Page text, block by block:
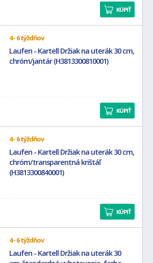
KÚPIŤ
4 - 6 týždňov
Laufen - Kartell Držiak na uterák 30 cm,
chróm/jantár (H3813300810001)
KÚPIŤ
4 - 6 týždňov
Laufen - Kartell Držiak na uterák 30 cm,
chróm/transparentná krištáľ
(H3813300840001)
KÚPIŤ
4 - 6 týždňov
Laufen - Kartell Držiak na uterák 30